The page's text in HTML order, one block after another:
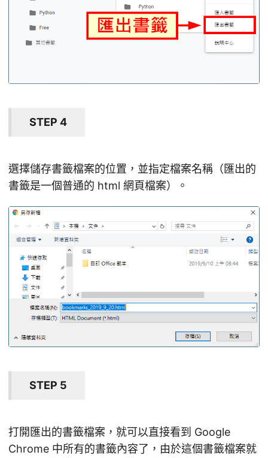
STEP 4
選擇儲存書籤檔案的位置，並指定檔案名稱（匯出的
書籤是一個普通的 html 網頁檔案）。
STEP 5
打開匯出的書籤檔案，就可以直接看到 Google
Chrome 中所有的書籤內容了，由於這個書籤檔案就